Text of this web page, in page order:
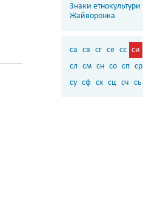
Знаки етнокультури
Жайворонка
са св сг се сє си
сл см сн со сп ср
су сф сх сц сч сь